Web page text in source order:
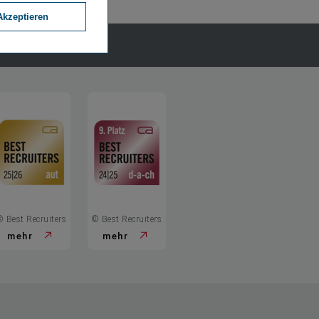
Best Recruiters
mehr
© Best Recruiters
mehr